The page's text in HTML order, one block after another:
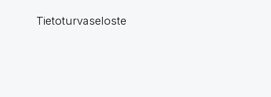
Tietoturvaseloste